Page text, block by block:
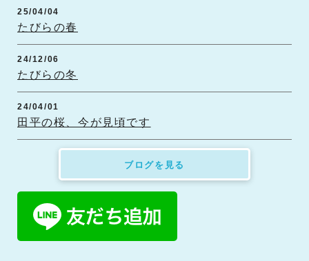
25/04/04
たびらの春
24/12/06
たびらの冬
24/04/01
田平の桜、今が見頃です
ブログを見る